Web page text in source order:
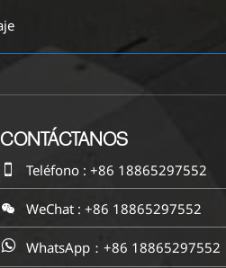
CONTÁCTANOS
 Teléfono : +86 18865297552
 WeChat : +86 18865297552
 WhatsApp：+86 18865297552